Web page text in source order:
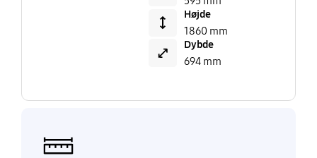
Højde
1860 mm
Dybde
694 mm